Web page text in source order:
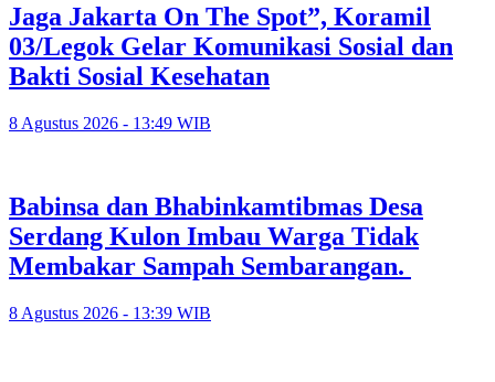
Jaga Jakarta On The Spot”, Koramil
03/Legok Gelar Komunikasi Sosial dan
Bakti Sosial Kesehatan
8 Agustus 2026 - 13:49 WIB
Babinsa dan Bhabinkamtibmas Desa
Serdang Kulon Imbau Warga Tidak
Membakar Sampah Sembarangan.
8 Agustus 2026 - 13:39 WIB